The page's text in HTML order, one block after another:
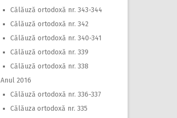
Călăuză ortodoxă nr. 343-344
Călăuză ortodoxă nr. 342
Călăuză ortodoxă nr. 340-341
Călăuză ortodoxă nr. 339
Călăuză ortodoxă nr. 338
Anul 2016
Călăuză ortodoxă nr. 336-337
Călăuza ortodoxă nr. 335